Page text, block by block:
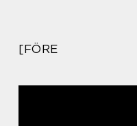
[FÖRE